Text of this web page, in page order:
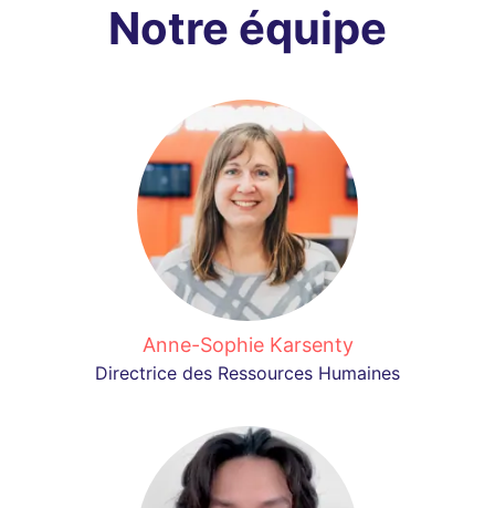
Notre équipe
Anne-Sophie Karsenty
Directrice des Ressources Humaines